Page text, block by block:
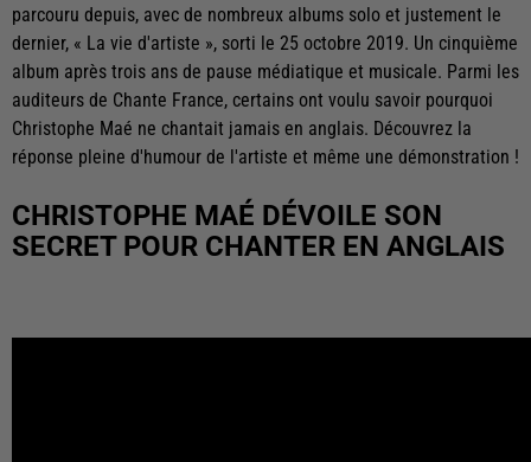
parcouru depuis, avec de nombreux albums solo et justement le
dernier, « La vie d'artiste », sorti le 25 octobre 2019. Un cinquième
album après trois ans de pause médiatique et musicale. Parmi les
auditeurs de Chante France, certains ont voulu savoir pourquoi
Christophe Maé ne chantait jamais en anglais. Découvrez la
réponse pleine d'humour de l'artiste et même une démonstration !
CHRISTOPHE MAÉ DÉVOILE SON
SECRET POUR CHANTER EN ANGLAIS